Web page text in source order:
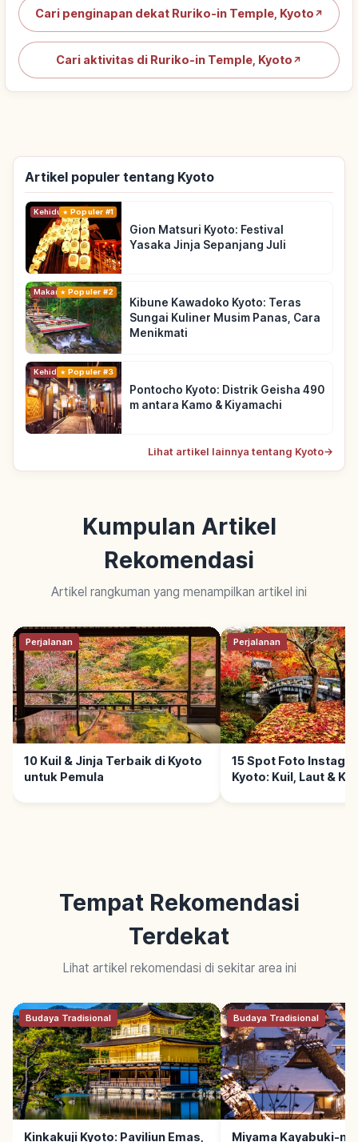
Cari penginapan dekat Ruriko-in Temple, Kyoto ↗
Cari aktivitas di Ruriko-in Temple, Kyoto ↗
Artikel populer tentang Kyoto
KehidupanPopuler #1
Gion Matsuri Kyoto: Festival
Yasaka Jinja Sepanjang Juli
MakananPopuler #2
Kibune Kawadoko Kyoto: Teras
Sungai Kuliner Musim Panas, Cara
Menikmati
KehidupanPopuler #3
Pontocho Kyoto: Distrik Geisha 490
m antara Kamo & Kiyamachi
Lihat artikel lainnya tentang Kyoto→
Kumpulan Artikel
Rekomendasi
Artikel rangkuman yang menampilkan artikel ini
Perjalanan
10 Kuil & Jinja Terbaik di Kyoto
untuk Pemula
Perjalanan
15 Spot Foto
Kyoto: Kuil, Laut &
Tempat Rekomendasi
Terdekat
Lihat artikel rekomendasi di sekitar area ini
Budaya Tradisional
Kinkakuji Kyoto: Paviliun Emas,
Budaya Tradisional
Miyama Kayabuki-